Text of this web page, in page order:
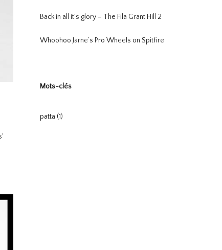
Back in all it’s glory – The Fila Grant Hill 2
Whoohoo Jarne’s Pro Wheels on Spitfire
Mots-clés
patta (1)